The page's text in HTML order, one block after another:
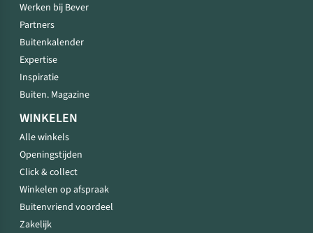
Werken bij Bever
Partners
Buitenkalender
Expertise
Inspiratie
Buiten. Magazine
WINKELEN
Alle winkels
Openingstijden
Click & collect
Winkelen op afspraak
Buitenvriend voordeel
Zakelijk